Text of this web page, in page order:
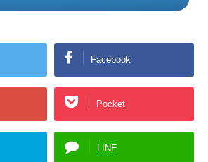
Facebook
Pocket
LINE